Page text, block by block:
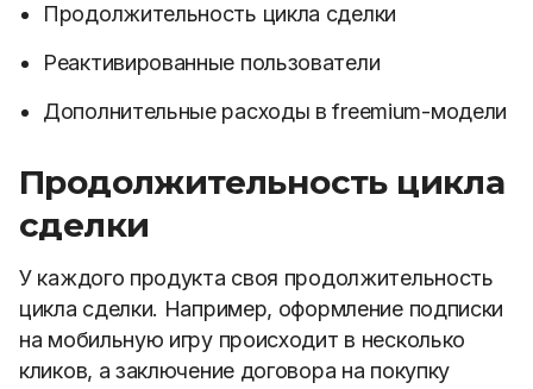
Продолжительность цикла сделки
Реактивированные пользователи
Дополнительные расходы в freemium-модели
Продолжительность цикла
сделки
У каждого продукта своя продолжительность
цикла сделки. Например, оформление подписки
на мобильную игру происходит в несколько
кликов, а заключение договора на покупку